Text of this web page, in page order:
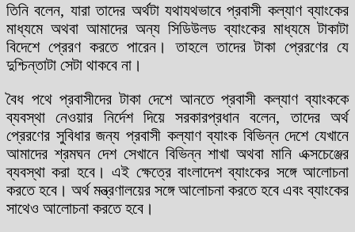
তিনি বলেন, যারা তাদের অর্থটা যথাযথভাবে প্রবাসী কল্যাণ ব্যাংকের
মাধ্যমে অথবা আমাদের অন্য সিডিউলড ব্যাংকের মাধ্যমে টাকাটা
বিদেশে প্রেরণ করতে পারেন। তাহলে তাদের টাকা প্রেরণের যে
দুশ্চিন্তাটা সেটা থাকবে না।
বৈধ পথে প্রবাসীদের টাকা দেশে আনতে প্রবাসী কল্যাণ ব্যাংককে
ব্যবস্থা নেওয়ার নির্দেশ দিয়ে সরকারপ্রধান বলেন, তাদের অর্থ
প্রেরণের সুবিধার জন্য প্রবাসী কল্যাণ ব্যাংক বিভিন্ন দেশে যেখানে
আমাদের শ্রমঘন দেশ সেখানে বিভিন্ন শাখা অথবা মানি এক্সচেঞ্জের
ব্যবস্থা করা হবে। এই ক্ষেত্রে বাংলাদেশ ব্যাংকের সঙ্গে আলোচনা
করতে হবে। অর্থ মন্ত্রণালয়ের সঙ্গে আলোচনা করতে হবে এবং ব্যাংকের
সাথেও আলোচনা করতে হবে।